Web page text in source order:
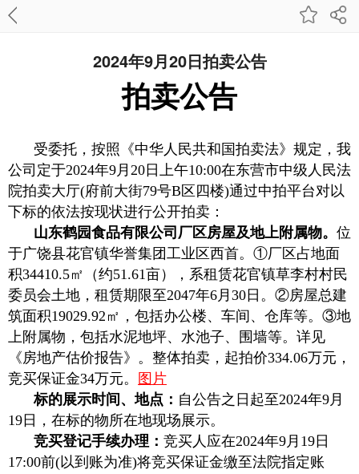
2024年9月20日拍卖公告
拍卖公告
受委托，按照《中华人民共和国拍卖法》规定，我
公司定于2024年9月20日上午10:00在东营市中级人民法
院拍卖大厅(府前大街79号B区四楼)通过中拍平台对以
下标的依法按现状进行公开拍卖：
山东鹤园食品有限公司厂区房屋及地上附属物。 位
于广饶县花官镇华誉集团工业区西首。①厂区占地面
积34410.5㎡（约51.61亩），系租赁花官镇草李村村民
委员会土地，租赁期限至2047年6月30日。②房屋总建
筑面积19029.92㎡，包括办公楼、车间、仓库等。③地
上附属物，包括水泥地坪、水池子、围墙等。详见
《房地产估价报告》。整体拍卖，起拍价334.06万元，
竞买保证金34万元。
图片
标的展示时间、地点： 自公告之日起至2024年9月
19日，在标的物所在地现场展示。
竞买登记手续办理： 竞买人应在2024年9月19日
17:00前(以到账为准)将竞买保证金缴至法院指定账